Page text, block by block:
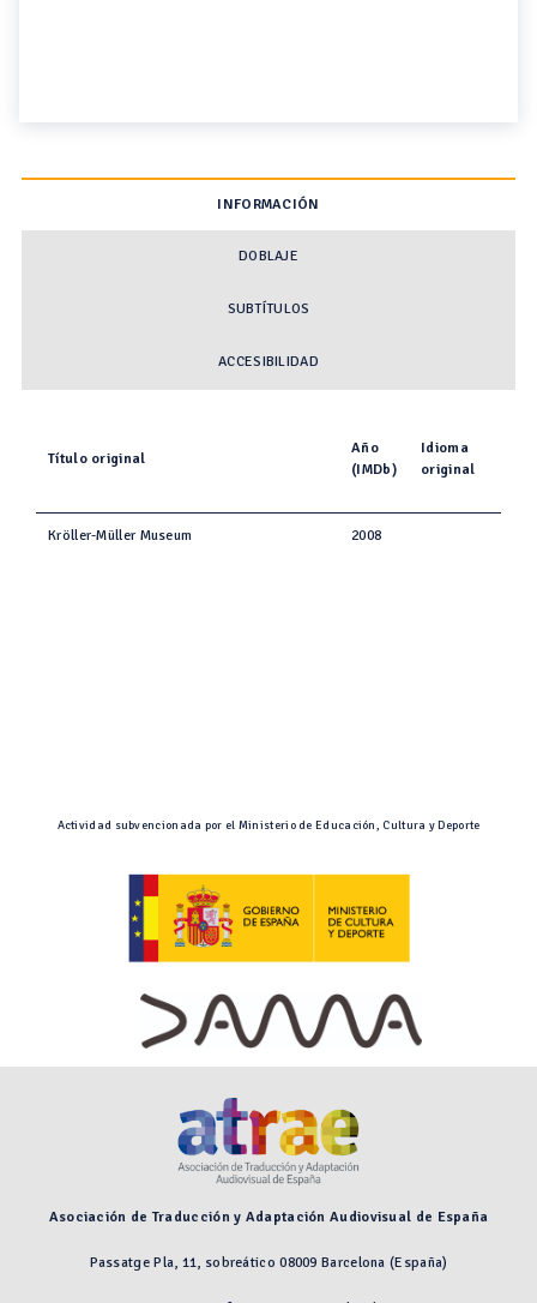
INFORMACIÓN
DOBLAJE
SUBTÍTULOS
ACCESIBILIDAD
Título original
Año
(IMDb)
Idioma
original
Kröller-Müller Museum 2008
Actividad subvencionada por el Ministerio de Educación, Cultura y Deporte
Asociación de Traducción y Adaptación Audiovisual de España
Passatge Pla, 11, sobreático 08009 Barcelona (España)